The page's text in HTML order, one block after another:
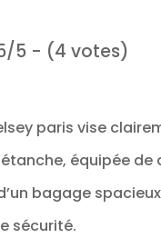
5 - (4 votes)
paris vise
équipée
bagage
sécurité.